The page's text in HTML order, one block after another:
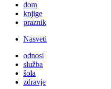
dom
knjige
praznik
Nasveti
odnosi
služba
šola
zdravje